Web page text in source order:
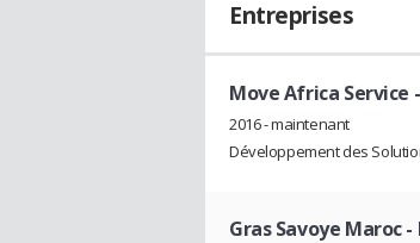
Entreprises
Move Africa Service
2016 - maintenant
Développement des
Gras Savoye Maroc-